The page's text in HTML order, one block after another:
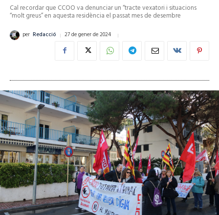
Cal recordar que CCOO va denunciar un “tracte vexatori i situacions
“molt greus” en aquesta residència el passat mes de desembre
per Redacció 27 de gener de 2024